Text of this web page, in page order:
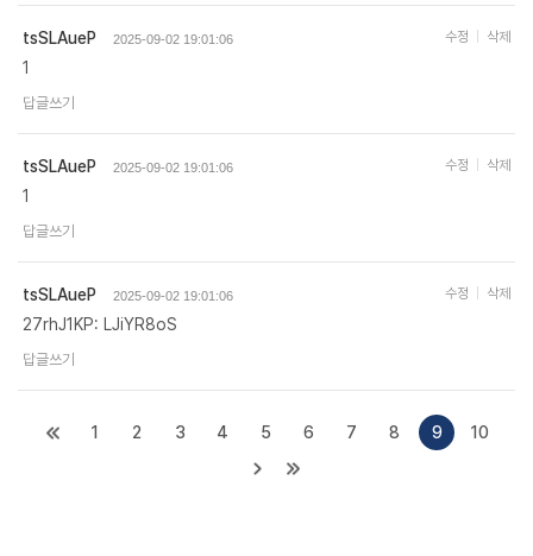
tsSLAueP 2025-09-02 19:01:06
1
답글쓰기
수정 삭제
tsSLAueP 2025-09-02 19:01:06
1
답글쓰기
수정 삭제
tsSLAueP 2025-09-02 19:01:06
27rhJ1KP: LJiYR8oS
답글쓰기
수정 삭제
1 2 3 4 5 6 7 8 9 10